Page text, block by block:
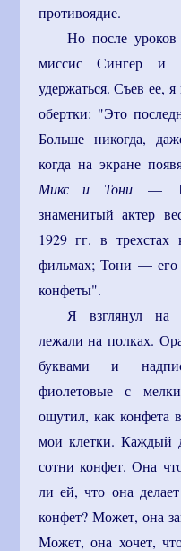
противоядие.
Но после
миссис Сингер и
удержаться. Съев ее,
обертки: "Это
Больше никогда,
когда на экране
Микс и Тони —
знаменитый актер
1929 гг. в трехстах
фильмах; Тони — его
конфеты".
Я взглянул на
лежали на полках.
буквами и
фиолетовые с
ощутил, как конфета
мои клетки. Каждый
сотни конфет. Она
ли ей, что она
конфет? Может, она
Может, она хочет,